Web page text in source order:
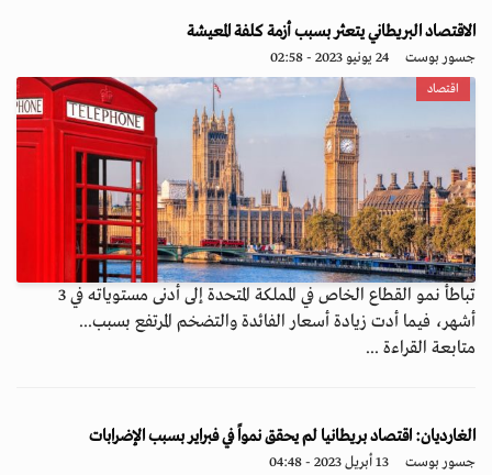
الاقتصاد البريطاني يتعثر بسبب أزمة كلفة المعيشة
جسور بوست 24 يونيو 2023 - 02:58
اقتصاد
تباطأ نمو القطاع الخاص في المملكة المتحدة إلى أدنى مستوياته في 3
أشهر، فيما أدت زيادة أسعار الفائدة والتضخم المرتفع بسبب...
متابعة القراءة ...
الغارديان: اقتصاد بريطانيا لم يحقق نمواً في فبراير بسبب الإضرابات
جسور بوست 13 أبريل 2023 - 04:48